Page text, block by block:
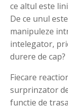
ce altul este
De ce unul
manipuleze
intelegator,
durere de cap?
Fiecare
surprinzator
functie de